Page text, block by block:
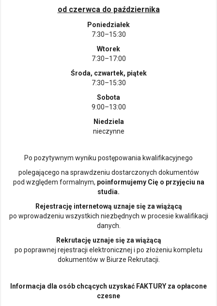
od czerwca do października
Poniedziałek
7:30–15:30
Wtorek
7:30–17:00
Środa, czwartek, piątek
7:30–15:30
Sobota
9:00–13:00
Niedziela
nieczynne
Po pozytywnym wyniku postępowania kwalifikacyjnego
polegającego na sprawdzeniu dostarczonych dokumentów
pod względem formalnym, poinformujemy Cię o przyjęciu na
studia.
Rejestrację internetową uznaje się za wiążącą
po wprowadzeniu wszystkich niezbędnych w procesie kwalifikacji
danych.
Rekrutację uznaje się za wiążącą
po poprawnej rejestracji elektronicznej i po złożeniu kompletu
dokumentów w Biurze Rekrutacji.
Informacja dla osób chcących uzyskać FAKTURY za opłacone
czesne